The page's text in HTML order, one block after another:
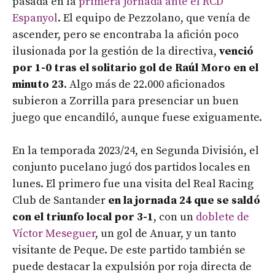
Espanyol. El equipo de Pezzolano, que venía de
ascender, pero se encontraba la afición poco
ilusionada por la gestión de la directiva, venció
por 1-0 tras el solitario gol de Raúl Moro en el
minuto 23. Algo más de 22.000 aficionados
subieron a Zorrilla para presenciar un buen
juego que encandiló, aunque fuese exiguamente.
En la temporada 2023/24, en Segunda División, el
conjunto pucelano jugó dos partidos locales en
lunes. El primero fue una visita del Real Racing
Club de Santander en la jornada 24 que se saldó
con el triunfo local por 3-1, con un doblete de
Víctor Meseguer, un gol de Anuar, y un tanto
visitante de Peque. De este partido también se
puede destacar la expulsión por roja directa de